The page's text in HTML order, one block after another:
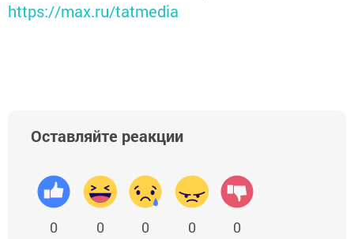
https://max.ru/tatmedia
Оставляйте реакции
0 0 0 0 0